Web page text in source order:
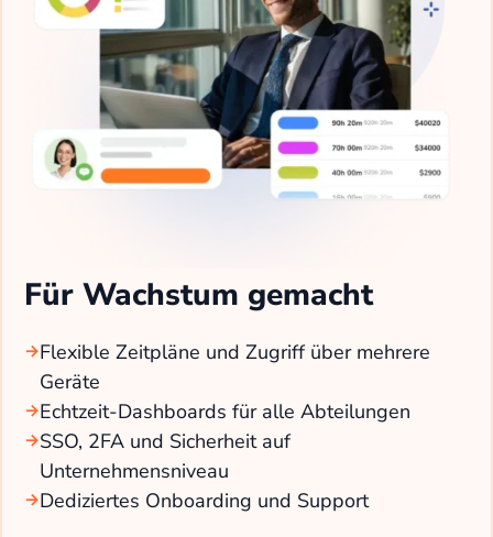
Für Wachstum gemacht
Flexible Zeitpläne und Zugriff über mehrere
Geräte
Echtzeit-Dashboards für alle Abteilungen
SSO, 2FA und Sicherheit auf
Unternehmensniveau
Dediziertes Onboarding und Support